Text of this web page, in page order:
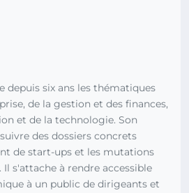
depuis six ans les thématiques
de la gestion et des finances,
et de la technologie. Son
des dossiers concrets
de start-ups et les mutations
Il s'attache à rendre accessible
à un public de dirigeants et